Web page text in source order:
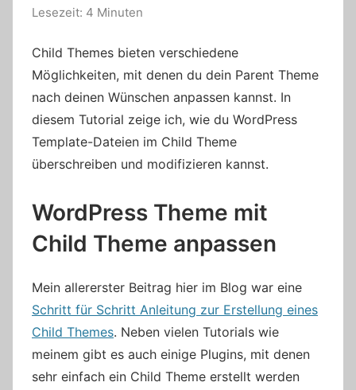
Lesezeit: 4 Minuten
Child Themes bieten verschiedene
Möglichkeiten, mit denen du dein Parent Theme
nach deinen Wünschen anpassen kannst. In
diesem Tutorial zeige ich, wie du WordPress
Template-Dateien im Child Theme
überschreiben und modifizieren kannst.
WordPress Theme mit
Child Theme anpassen
Mein allererster Beitrag hier im Blog war eine
Schritt für Schritt Anleitung zur Erstellung eines
Child Themes. Neben vielen Tutorials wie
meinem gibt es auch einige Plugins, mit denen
sehr einfach ein Child Theme erstellt werden